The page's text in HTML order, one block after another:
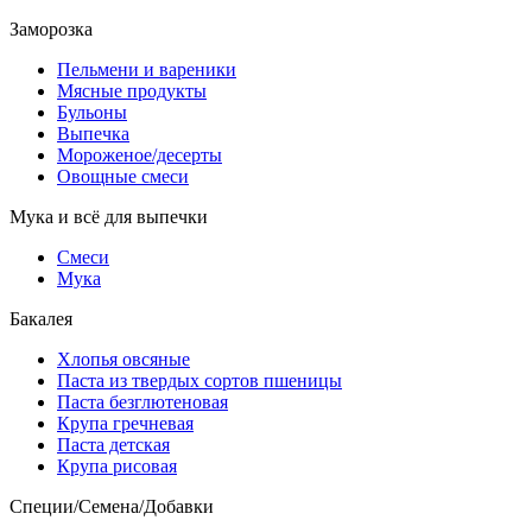
Заморозка
Пельмени и вареники
Мясные продукты
Бульоны
Выпечка
Мороженое/десерты
Овощные смеси
Мука и всё для выпечки
Смеси
Мука
Бакалея
Хлопья овсяные
Паста из твердых сортов пшеницы
Паста безглютеновая
Крупа гречневая
Паста детская
Крупа рисовая
Специи/Семена/Добавки